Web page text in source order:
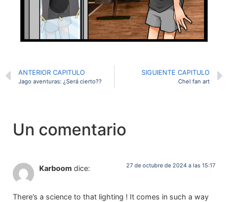
ANTERIOR CAPITULO
Jago aventuras: ¿Será cierto??
SIGUIENTE CAPITULO
Chel fan art
Un comentario
Karboom dice: 27 de octubre de 2024 a las 15:17
There’s a science to that lighting ! It comes in such a way